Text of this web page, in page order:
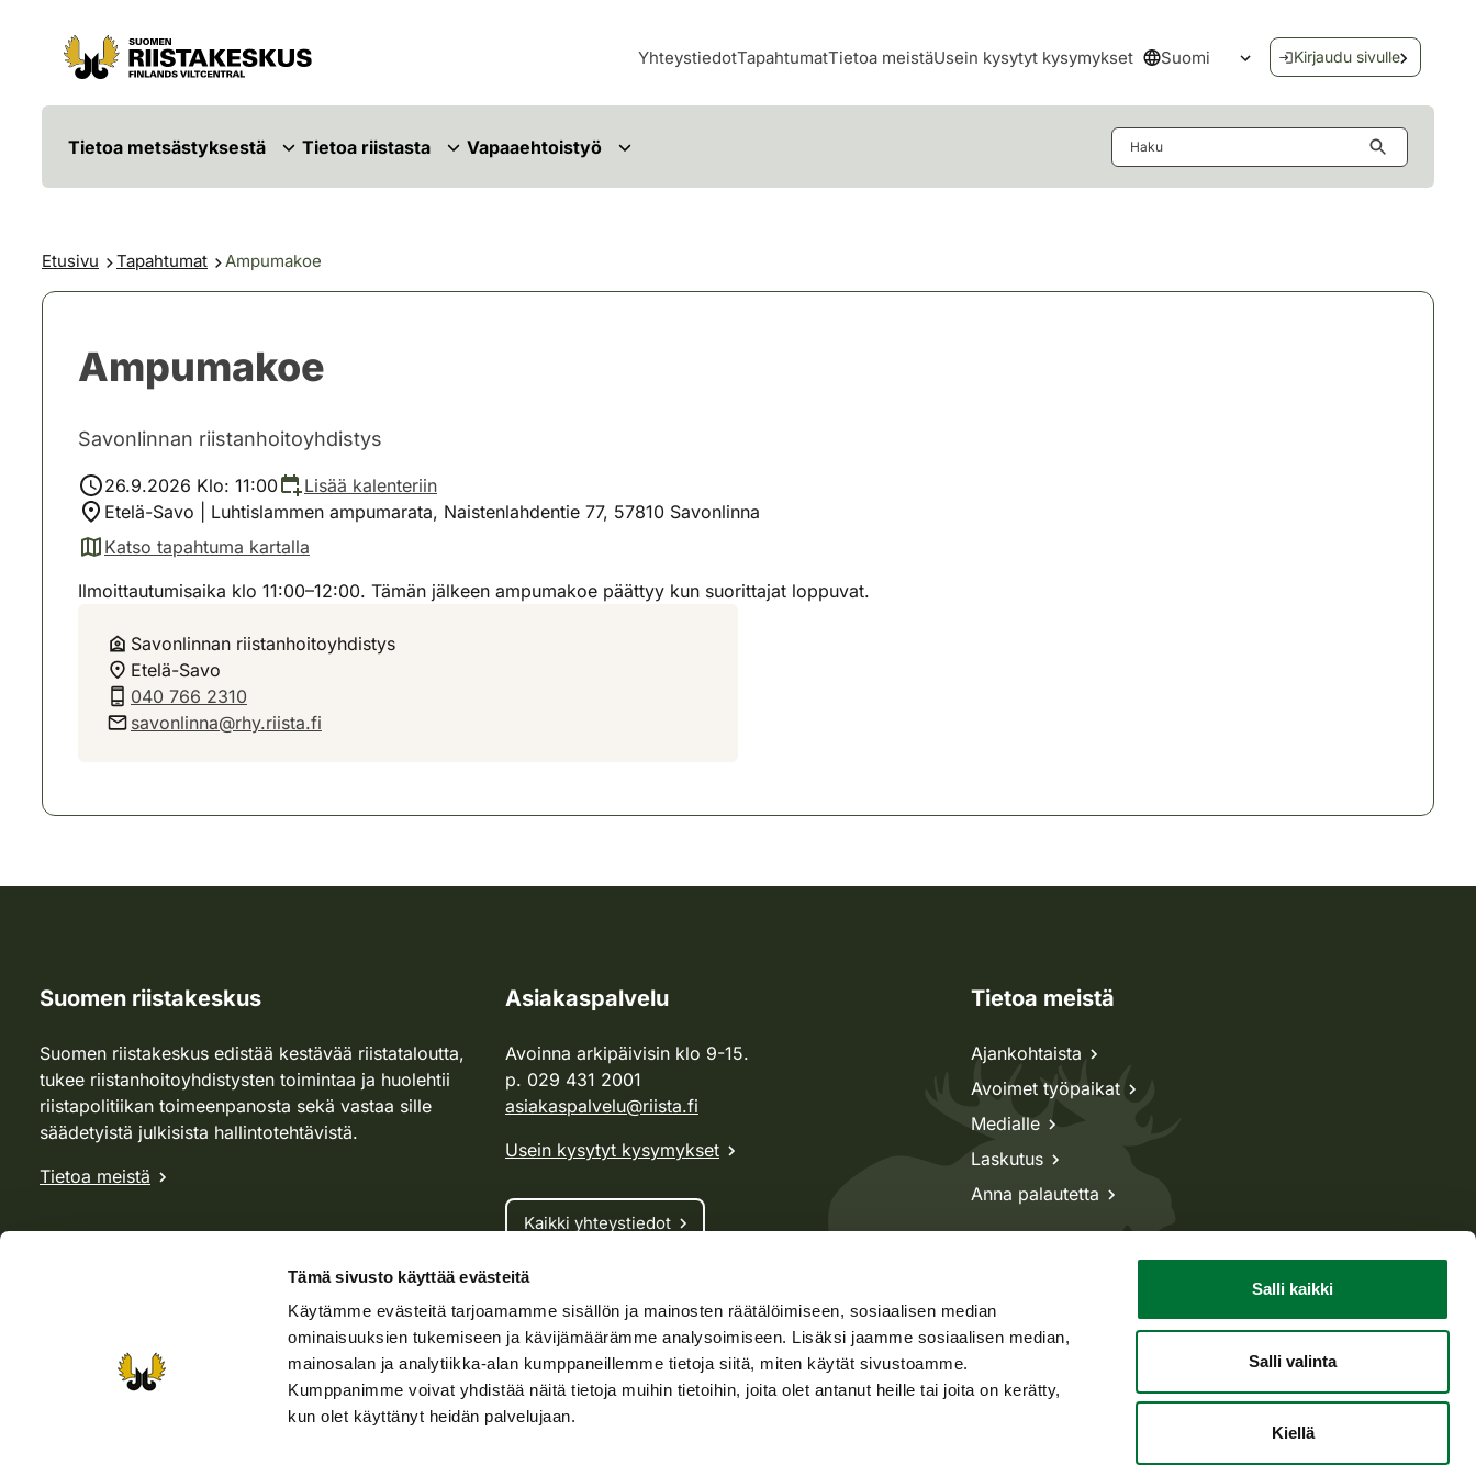
Tämä sivusto käyttää evästeitä
Käytämme evästeitä tarjoamamme sisällön ja mainosten räätälöimiseen, sosiaalisen median
ominaisuuksien tukemiseen ja kävijämäärämme analysoimiseen. Lisäksi jaamme sosiaalisen median,
mainosalan ja analytiikka-alan kumppaneillemme tietoja siitä, miten käytät sivustoamme.
Kumppanimme voivat yhdistää näitä tietoja muihin tietoihin, joita olet antanut heille tai joita on kerätty,
kun olet käyttänyt heidän palvelujaan.
Salli kaikki
Salli valinta
Kiellä
Siirry sisältöön
Siirry sivustokarttaan
YhteystiedotTapahtumatTietoa meistäUsein kysytyt kysymykset Suomi
Avaa kielivalikko
Kirjaudu sivulle
Tietoa metsästyksestä Tietoa riistasta Vapaaehtoistyö
Etusivu Tapahtumat Ampumakoe
Ampumakoe
Savonlinnan riistanhoitoyhdistys
26.9.2026 Klo: 11:00
Lisää kalenteriin
Etelä-Savo | Luhtislammen ampumarata, Naistenlahdentie 77, 57810 Savonlinna
Katso tapahtuma kartalla
(avautuu uuteen välilehteen)
Ilmoittautumisaika klo 11:00–12:00. Tämän jälkeen ampumakoe päättyy kun suorittajat loppuvat.
Savonlinnan riistanhoitoyhdistys
Etelä-Savo
040 766 2310
savonlinna@rhy.riista.fi
Suomen riistakeskus
Suomen riistakeskus edistää kestävää riistataloutta,
tukee riistanhoitoyhdistysten toimintaa ja huolehtii
riistapolitiikan toimeenpanosta sekä vastaa sille
säädetyistä julkisista hallintotehtävistä.
Tietoa meistä
Asiakaspalvelu
Avoinna arkipäivisin klo 9-15.
p. 029 431 2001
asiakaspalvelu@riista.fi
Usein kysytyt kysymykset
Kaikki yhteystiedot
Metsästyskortti-asiat
Oma riista -asiat
Lupa-asiat
Tietoa meistä
Ajankohtaista
Avoimet työpaikat
Medialle
Laskutus
Anna palautetta